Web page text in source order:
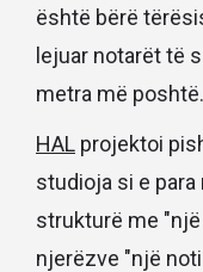
është bërë
lejuar notarët të
metra më poshtë.
HAL projektoi
studioja si e para
strukturë me
njerëzve "një